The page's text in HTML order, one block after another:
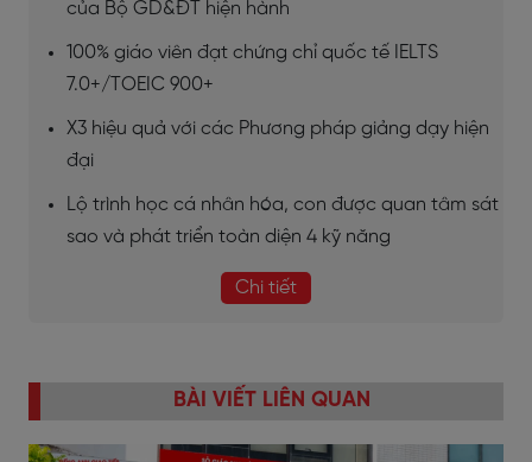
của Bộ GD&ĐT hiện hành
100% giáo viên đạt chứng chỉ quốc tế IELTS
7.0+/TOEIC 900+
X3 hiệu quả với các Phương pháp giảng dạy hiện
đại
Lộ trình học cá nhân hóa, con được quan tâm sát
sao và phát triển toàn diện 4 kỹ năng
Chi tiết
BÀI VIẾT LIÊN QUAN